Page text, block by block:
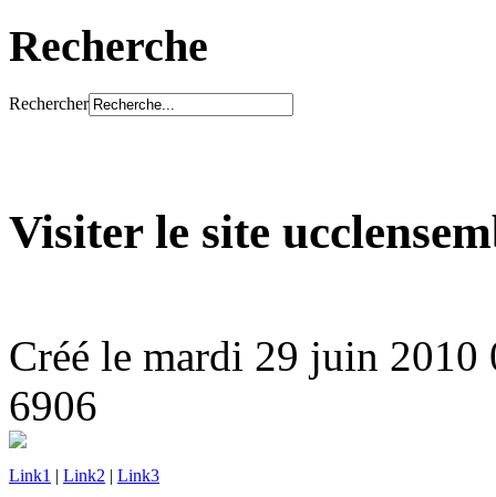
Recherche
Rechercher
Visiter le site
Créé le mardi 29 juin 2010
6906
Link1 | Link2 | Link3